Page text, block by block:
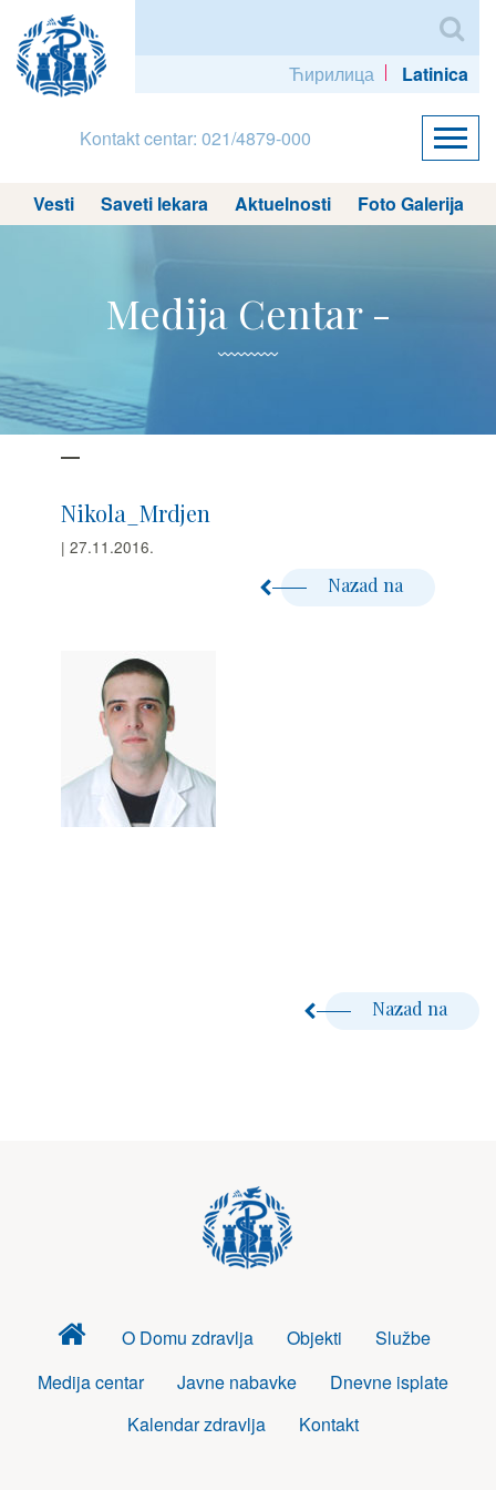
Ћирилица Latinica
Kontakt centar: 021/4879-000
Vesti Saveti lekara Aktuelnosti Foto Galerija
Medija Centar -
Nikola_Mrdjen
| 27.11.2016.
Nazad na
Nazad na
Dom
zdravlja
O Domu zdravlja Objekti
Službe
Medija centar
Javne nabavke
Dnevne isplate
Kalendar zdravlja
Kontakt